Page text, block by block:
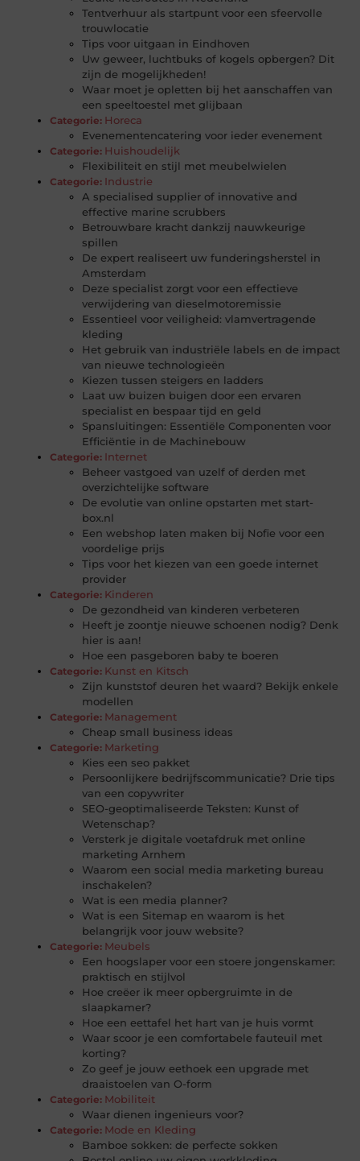
Tentverhuur als startpunt voor een sfeervolle
trouwlocatie
Tips voor uitgaan in Eindhoven
Uw geweer, luchtbuks of kogels opbergen? Dit
zijn de mogelijkheden!
Waar moet je opletten bij het aanschaffen van
een speeltoestel met glijbaan
Categorie: Horeca
Evenementencatering voor ieder evenement
Categorie: Huishoudelijk
Flexibiliteit en stijl met meubelwielen
Categorie: Industrie
A specialised supplier of innovative and
effective marine scrubbers
Betrouwbare kracht dankzij nauwkeurige
spillen
De expert realiseert uw funderingsherstel in
Amsterdam
Deze specialist zorgt voor een effectieve
verwijdering van dieselmotoremissie
Essentieel voor veiligheid: vlamvertragende
kleding
Het gebruik van industriële labels en de impact
van nieuwe technologieën
Kiezen tussen steigers en ladders
Laat uw buizen buigen door een ervaren
specialist en bespaar tijd en geld
Spansluitingen: Essentiële Componenten voor
Efficiëntie in de Machinebouw
Categorie: Internet
Beheer vastgoed van uzelf of derden met
overzichtelijke software
De evolutie van online opstarten met start-
box.nl
Een webshop laten maken bij Nofie voor een
voordelige prijs
Tips voor het kiezen van een goede internet
provider
Categorie: Kinderen
De gezondheid van kinderen verbeteren
Heeft je zoontje nieuwe schoenen nodig? Denk
hier is aan!
Hoe een pasgeboren baby te boeren
Categorie: Kunst en Kitsch
Zijn kunststof deuren het waard? Bekijk enkele
modellen
Categorie: Management
Cheap small business ideas
Categorie: Marketing
Kies een seo pakket
Persoonlijkere bedrijfscommunicatie? Drie tips
van een copywriter
SEO-geoptimaliseerde Teksten: Kunst of
Wetenschap?
Versterk je digitale voetafdruk met online
marketing Arnhem
Waarom een social media marketing bureau
inschakelen?
Wat is een media planner?
Wat is een Sitemap en waarom is het
belangrijk voor jouw website?
Categorie: Meubels
Een hoogslaper voor een stoere jongenskamer:
praktisch en stijlvol
Hoe creëer ik meer opbergruimte in de
slaapkamer?
Hoe een eettafel het hart van je huis vormt
Waar scoor je een comfortabele fauteuil met
korting?
Zo geef je jouw eethoek een upgrade met
draaistoelen van O-form
Categorie: Mobiliteit
Waar dienen ingenieurs voor?
Categorie: Mode en Kleding
Bamboe sokken: de perfecte sokken